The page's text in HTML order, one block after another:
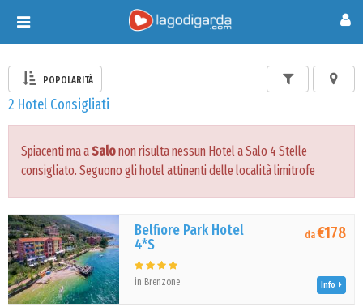
Toggle
navigation
POPOLARITÀ
2 Hotel Consigliati
Spiacenti ma aSalonon risulta nessun Hotel a Salo 4 Stelle
consigliato. Seguono gli hotel attinenti delle località limitrofe
Belfiore Park Hotel
4*S
in Brenzone
da€178
Info